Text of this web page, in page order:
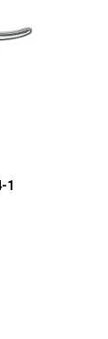
1